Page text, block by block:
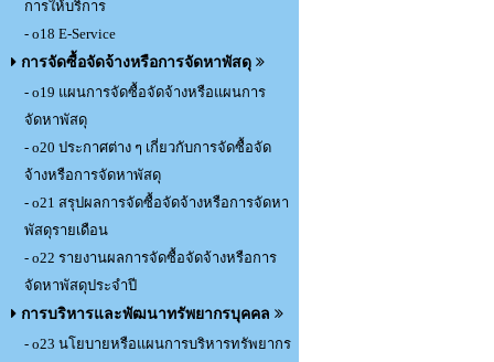
การให้บริการ
- o18 E-Service
การจัดซื้อจัดจ้างหรือการจัดหาพัสดุ
- o19 แผนการจัดซื้อจัดจ้างหรือแผนการ
จัดหาพัสดุ
- o20 ประกาศต่าง ๆ เกี่ยวกับการจัดซื้อจัด
จ้างหรือการจัดหาพัสดุ
- o21 สรุปผลการจัดซื้อจัดจ้างหรือการจัดหา
พัสดุรายเดือน
- o22 รายงานผลการจัดซื้อจัดจ้างหรือการ
จัดหาพัสดุประจำปี
การบริหารและพัฒนาทรัพยากรบุคคล
- o23 นโยบายหรือแผนการบริหารทรัพยากร